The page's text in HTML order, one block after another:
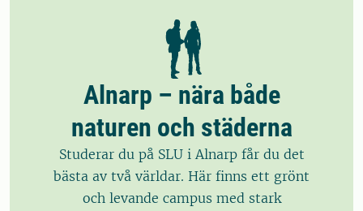
Alnarp – nära både
naturen och städerna
Studerar du på SLU i Alnarp får du det
bästa av två världar. Här finns ett grönt
och levande campus med stark